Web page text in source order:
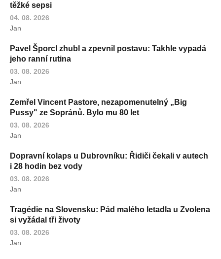
těžké sepsi
04. 08. 2026
Jan
Pavel Šporcl zhubl a zpevnil postavu: Takhle vypadá
jeho ranní rutina
03. 08. 2026
Jan
Zemřel Vincent Pastore, nezapomenutelný „Big
Pussy" ze Sopránů. Bylo mu 80 let
03. 08. 2026
Jan
Dopravní kolaps u Dubrovníku: Řidiči čekali v autech
i 28 hodin bez vody
03. 08. 2026
Jan
Tragédie na Slovensku: Pád malého letadla u Zvolena
si vyžádal tři životy
03. 08. 2026
Jan